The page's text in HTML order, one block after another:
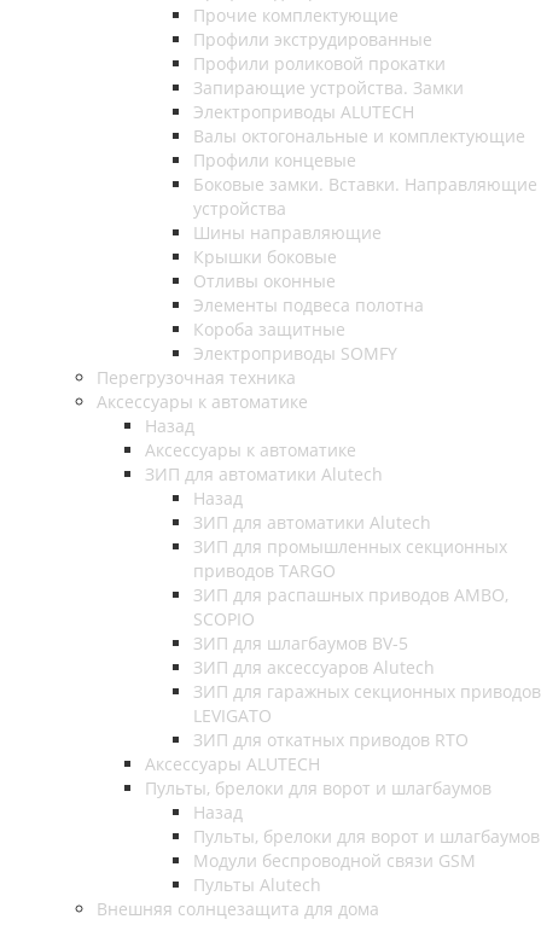
Прочие комплектующие
Профили экструдированные
Профили роликовой прокатки
Запирающие устройства. Замки
Электроприводы ALUTECH
Валы октогональные и комплектующие
Профили концевые
Боковые замки. Вставки. Направляющие
устройства
Шины направляющие
Крышки боковые
Отливы оконные
Элементы подвеса полотна
Короба защитные
Электроприводы SOMFY
Перегрузочная техника
Аксессуары к автоматике
Назад
Аксессуары к автоматике
ЗИП для автоматики Alutech
Назад
ЗИП для автоматики Alutech
ЗИП для промышленных секционных
приводов TARGO
ЗИП для распашных приводов AMBO,
SCOPIO
ЗИП для шлагбаумов BV-5
ЗИП для аксессуаров Alutech
ЗИП для гаражных секционных приводов
LEVIGATO
ЗИП для откатных приводов RTO
Аксессуары ALUTECH
Пульты, брелоки для ворот и шлагбаумов
Назад
Пульты, брелоки для ворот и шлагбаумов
Модули беспроводной связи GSM
Пульты Alutech
Внешняя солнцезащита для дома